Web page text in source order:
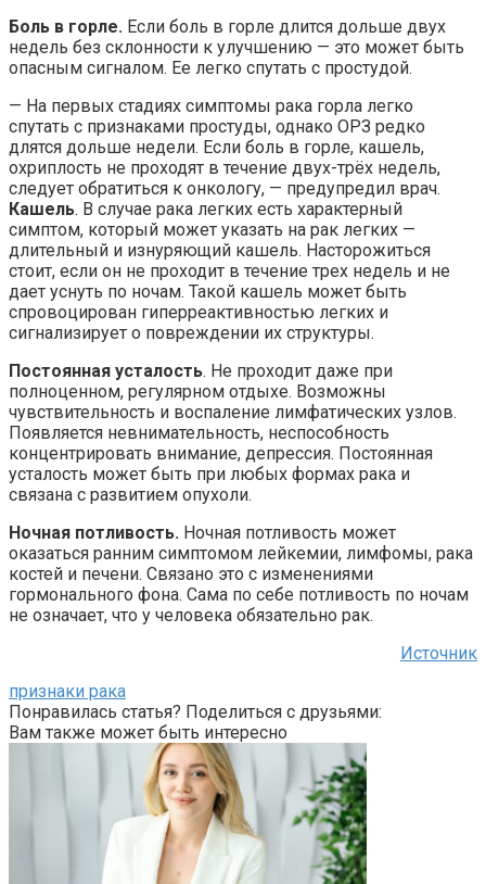
Боль в горле. Если боль в горле длится дольше двух
недель без склонности к улучшению — это может быть
опасным сигналом. Ее легко спутать с простудой.
— На первых стадиях симптомы рака горла легко
спутать с признаками простуды, однако ОРЗ редко
длятся дольше недели. Если боль в горле, кашель,
охриплость не проходят в течение двух-трёх недель,
следует обратиться к онкологу, — предупредил врач.
Кашель. В случае рака легких есть характерный
симптом, который может указать на рак легких —
длительный и изнуряющий кашель. Насторожиться
стоит, если он не проходит в течение трех недель и не
дает уснуть по ночам. Такой кашель может быть
спровоцирован гиперреактивностью легких и
сигнализирует о повреждении их структуры.
Постоянная усталость. Не проходит даже при
полноценном, регулярном отдыхе. Возможны
чувствительность и воспаление лимфатических узлов.
Появляется невнимательность, неспособность
концентрировать внимание, депрессия. Постоянная
усталость может быть при любых формах рака и
связана с развитием опухоли.
Ночная потливость. Ночная потливость может
оказаться ранним симптомом лейкемии, лимфомы, рака
костей и печени. Связано это с изменениями
гормонального фона. Сама по себе потливость по ночам
не означает, что у человека обязательно рак.
Источник
признаки рака
Понравилась статья? Поделиться с друзьями:
Вам также может быть интересно